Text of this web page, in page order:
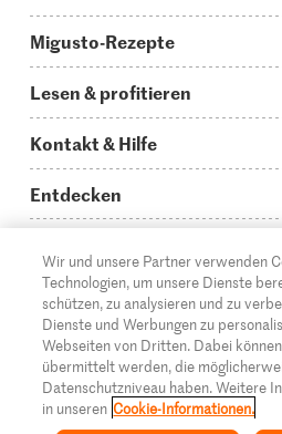
Migusto-Rezepte
Was koche ich heute?
Hauptgerichte
Schnelle & einfache Rezepte
Apéro & Fingerfood
Backen
Rezepte für Familien & Kinder
Alle Rezeptkategorien
Lesen & profitieren
Storys
How to-Videos
Glossar
Migusto Login
Migusto Printmagazin
Wettbewerbe
Kontakt & Hilfe
Infos zum Kochen mit Migusto
Kontakt
Mediadaten Werbetreibende
Impressum
Rechtliche Hinweise
Entdecken
Supermarkt
Migros Online
Über die Migros
Filialen
Cumulus
© 2026 Migros-Genossenschafts-Bund
DE FR IT
Wir und unsere Partner verwenden
Technologien, um unsere Dienste
schützen, zu analysieren und zu
Dienste und Werbungen zu
Webseiten von Dritten. Dabei
übermittelt werden, die
Datenschutzniveau haben. Weitere
in unseren Cookie-Informationen.